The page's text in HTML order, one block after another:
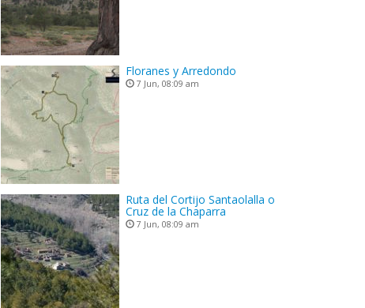
Floranes y Arredondo
7 Jun, 08:09 am
Ruta del Cortijo Santaolalla o
Cruz de la Chaparra
7 Jun, 08:09 am